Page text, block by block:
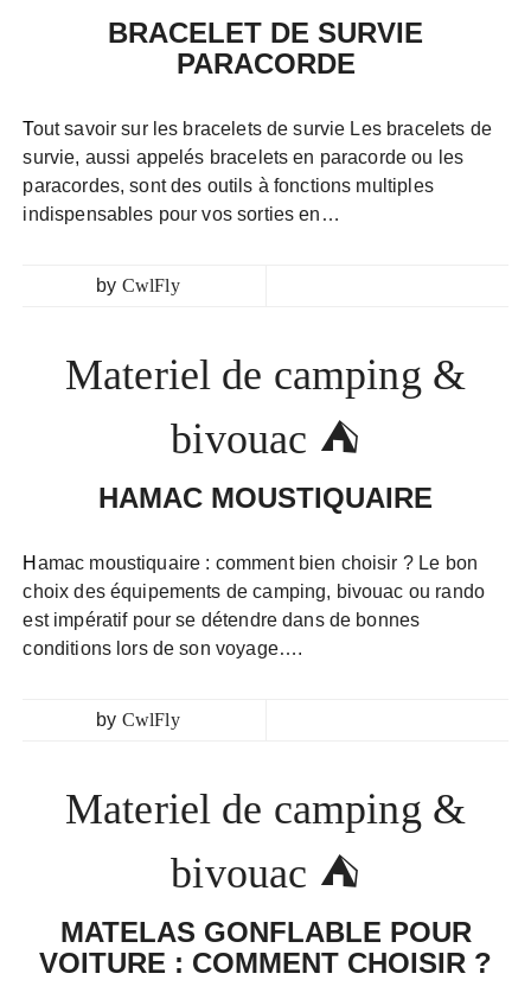
BRACELET DE SURVIE
PARACORDE
Tout savoir sur les bracelets de survie Les bracelets de
survie, aussi appelés bracelets en paracorde ou les
paracordes, sont des outils à fonctions multiples
indispensables pour vos sorties en…
by CwlFly
Materiel de camping &
bivouac ⛺
HAMAC MOUSTIQUAIRE
Hamac moustiquaire : comment bien choisir ? Le bon
choix des équipements de camping, bivouac ou rando
est impératif pour se détendre dans de bonnes
conditions lors de son voyage….
by CwlFly
Materiel de camping &
bivouac ⛺
MATELAS GONFLABLE POUR
VOITURE : COMMENT CHOISIR ?